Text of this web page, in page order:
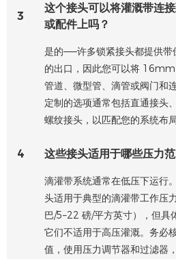
3
这个接头可以将灌溉带连
或配件上吗？
是的——许多锁紧接头都提供带
的出口，因此您可以将
管道、微型管、滴管或阀门和
定制的选项通常包括直通接头
螺纹接头，以匹配您的系统布局
4 这些接头适用于哪些压力
滴灌带系统通常在低压下运行
头适用于典型的滴灌带工作压
巴/5–22 磅/平方英寸），但具
它们不适用于高压灌溉。务必
值，使用压力调节器和过滤器